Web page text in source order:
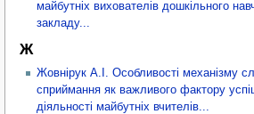
майбутніх вихователів дошкільного
закладу...
Ж
Жовнірук А.І. Особливості механізму
сприймання як важливого фактору
діяльності майбутніх вчителів...